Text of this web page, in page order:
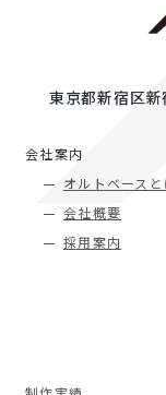
東京都新宿区
会社案内
オルトベースと
会社概要
採用案内